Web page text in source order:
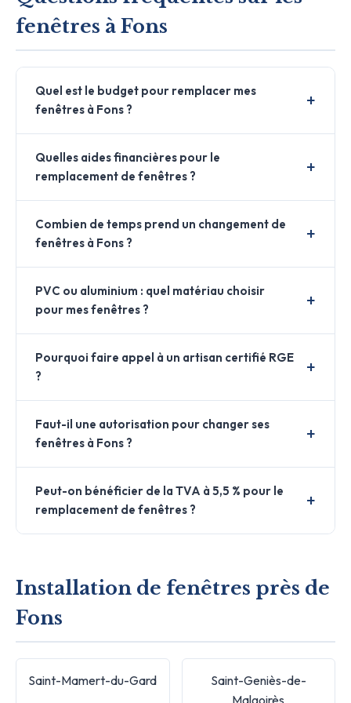
fenêtres à Fons
Quel est le budget pour remplacer mes
fenêtres à Fons ?
Quelles aides financières pour le
remplacement de fenêtres ?
Combien de temps prend un changement de
fenêtres à Fons ?
PVC ou aluminium : quel matériau choisir
pour mes fenêtres ?
Pourquoi faire appel à un artisan certifié RGE
?
Faut-il une autorisation pour changer ses
fenêtres à Fons ?
Peut-on bénéficier de la TVA à 5,5 % pour le
remplacement de fenêtres ?
Installation de fenêtres près de
Fons
Saint-Mamert-du-Gard
Saint-Geniès-de-
Malgoirès